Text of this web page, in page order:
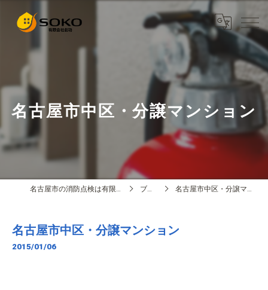
名古屋市中区・分譲マンション
名古屋市の消防点検は有限会社創功 ブログ 名古屋市中区・分譲マンション
名古屋市中区・分譲マンション
2015/01/06